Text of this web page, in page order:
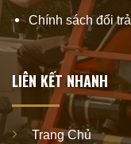
Chính sách đổi trả
LIÊN KẾT NHANH
Trang Chủ